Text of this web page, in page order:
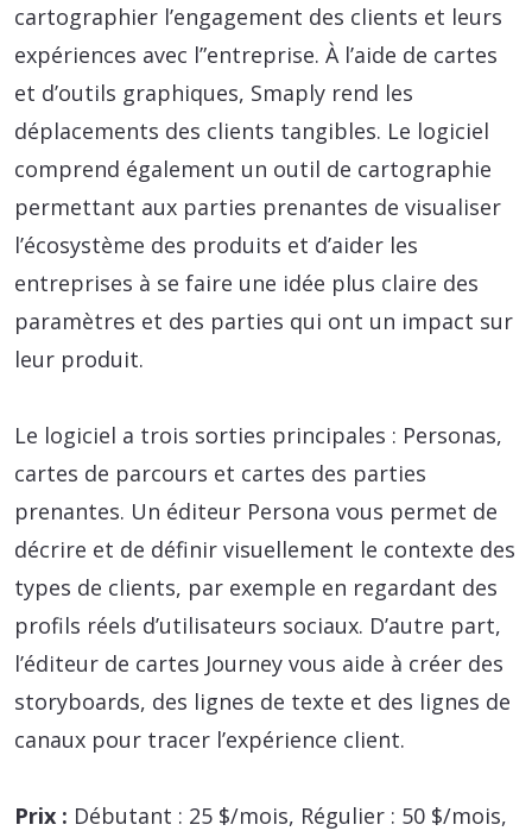
cartographier l’engagement des clients et leurs
expériences avec l”entreprise. À l’aide de cartes
et d’outils graphiques, Smaply rend les
déplacements des clients tangibles. Le logiciel
comprend également un outil de cartographie
permettant aux parties prenantes de visualiser
l’écosystème des produits et d’aider les
entreprises à se faire une idée plus claire des
paramètres et des parties qui ont un impact sur
leur produit.
Le logiciel a trois sorties principales : Personas,
cartes de parcours et cartes des parties
prenantes. Un éditeur Persona vous permet de
décrire et de définir visuellement le contexte des
types de clients, par exemple en regardant des
profils réels d’utilisateurs sociaux. D’autre part,
l’éditeur de cartes Journey vous aide à créer des
storyboards, des lignes de texte et des lignes de
canaux pour tracer l’expérience client.
Prix : Débutant : 25 $/mois, Régulier : 50 $/mois,